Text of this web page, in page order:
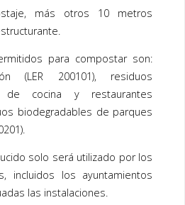
más otros 10 metros
para compostar son:
(LER 200101), residuos
de cocina y restaurantes
biodegradables de parques
solo será utilizado por los
incluidos los ayuntamientos
las instalaciones.